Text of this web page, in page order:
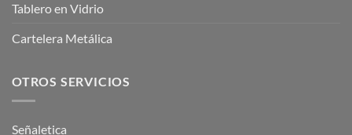
Tablero en Vidrio
Cartelera Metálica
OTROS SERVICIOS
Señaletica